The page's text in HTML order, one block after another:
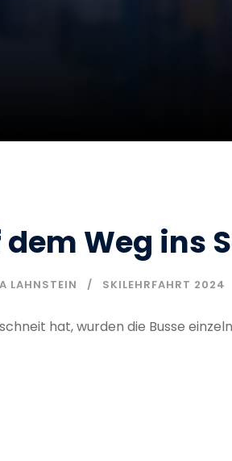
Weg ins
LAHNSTEIN SKILEHRFAHRT 2024
hat, wurden die Busse